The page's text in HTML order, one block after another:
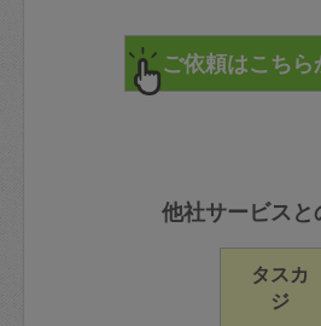
他社サービスと
タスカ
ジ